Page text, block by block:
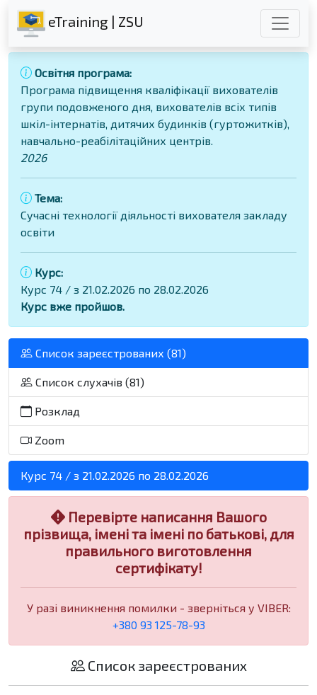
eTraining | ZSU
Освітня програма:
Програма підвищення кваліфікації вихователів
групи подовженого дня, вихователів всіх типів
шкіл-інтернатів, дитячих будинків (гуртожитків),
навчально-реабілітаційних центрів.
2026
Тема:
Сучасні технології діяльності вихователя закладу
освіти
Курс:
Курс 74 / з 21.02.2026 по 28.02.2026
Курс вже пройшов.
Список зареєстрованих (81)
Список слухачів (81)
Розклад
Zoom
Курс 74 / з 21.02.2026 по 28.02.2026
Перевірте написання Вашого
прізвища, імені та імені по батькові, для
правильного виготовлення
сертифікату!
У разі виникнення помилки - зверніться у VIBER:
+380 93 125-78-93
Список зареєстрованих